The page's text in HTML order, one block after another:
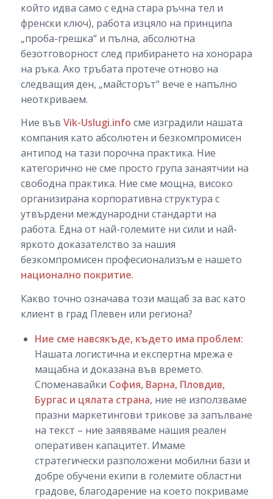
който идва само с една стара ръчна тел и
френски ключ), работа изцяло на принципа
„проба-грешка“ и пълна, абсолютна
безотговорност след прибирането на хонорара
на ръка. Ако тръбата протече отново на
следващия ден, „майсторът“ вече е напълно
неоткриваем.
Ние във Vik-Uslugi.info сме изградили нашата
компания като абсолютен и безкомпромисен
антипод на тази порочна практика. Ние
категорично не сме просто група занаятчии на
свободна практика. Ние сме мощна, високо
организирана корпоративна структура с
утвърдени международни стандарти на
работа. Една от най-големите ни сили и най-
яркото доказателство за нашия
безкомпромисен професионализъм е нашето
национално покритие.
Какво точно означава този мащаб за вас като
клиент в град Плевен или региона?
Ние сме навсякъде, където има проблем:
Нашата логистична и експертна мрежа е
мащабна и доказана във времето.
Споменавайки София, Варна, Пловдив,
Бургас и цялата страна, ние не използваме
празни маркетингови трикове за запълване
на текст – ние заявяваме нашия реален
оперативен капацитет. Имаме
стратегически разположени мобилни бази и
добре обучени екипи в големите областни
градове, благодарение на което покриваме